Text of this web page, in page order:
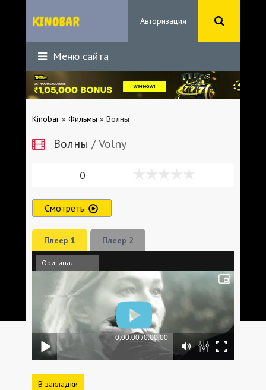
Авторизация
Меню сайта
Kinobar » Фильмы » Волны
Волны / Volny
0
Смотреть
Плеер 1 Плеер 2
Оригинал
В закладки